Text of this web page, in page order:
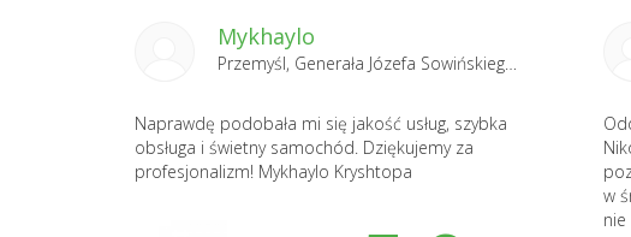
Mykhaylo
Naprawdę podobała mi się jakość usług, szybka
obsługa i świetny samochód. Dziękujemy za
profesjonalizm! Mykhaylo Kryshtopa
w